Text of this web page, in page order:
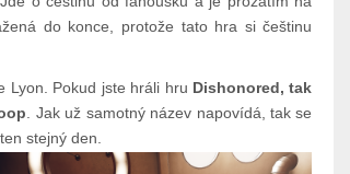
do konce, protože tato hra si češtinu
Lyon. Pokud jste hráli hru Dishonored, tak
. Jak už samotný název napovídá, tak se
stejný den.